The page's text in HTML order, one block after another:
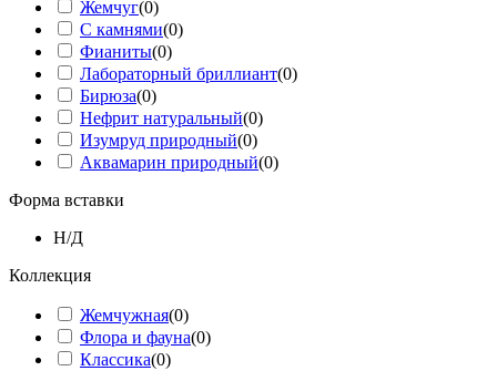
Жемчуг(0)
С камнями(0)
Фианиты(0)
Лабораторный бриллиант(0)
Бирюза(0)
Нефрит натуральный(0)
Изумруд природный(0)
Аквамарин природный(0)
Форма вставки
Н/Д
Коллекция
Жемчужная(0)
Флора и фауна(0)
Классика(0)